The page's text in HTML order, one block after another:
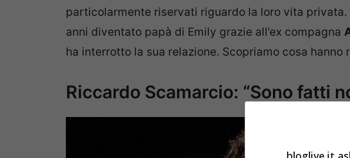
particolarmente riservati riguardo la loro vita
anni diventato papà di Emily grazie all’ex compagna
ha interrotto la sua relazione. Scopriamo cosa hanno
Riccardo Scamarcio: “Sono fatti